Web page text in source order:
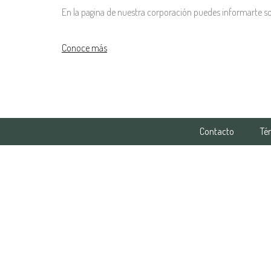
En la pagina de nuestra corporación puedes informarte
Conoce más
Contacto